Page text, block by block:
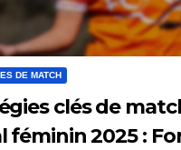
DE MATCH
clés de
féminin 2025 :